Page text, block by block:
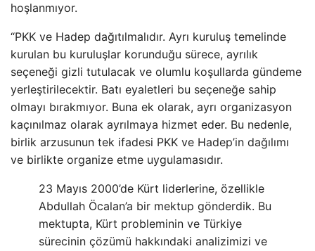
hoşlanmıyor.
“PKK ve Hadep dağıtılmalıdır. Ayrı kuruluş temelinde
kurulan bu kuruluşlar korunduğu sürece, ayrılık
seçeneği gizli tutulacak ve olumlu koşullarda gündeme
yerleştirilecektir. Batı eyaletleri bu seçeneğe sahip
olmayı bırakmıyor. Buna ek olarak, ayrı organizasyon
kaçınılmaz olarak ayrılmaya hizmet eder. Bu nedenle,
birlik arzusunun tek ifadesi PKK ve Hadep’in dağılımı
ve birlikte organize etme uygulamasıdır.
23 Mayıs 2000’de Kürt liderlerine, özellikle
Abdullah Öcalan’a bir mektup gönderdik. Bu
mektupta, Kürt probleminin ve Türkiye
sürecinin çözümü hakkındaki analizimizi ve